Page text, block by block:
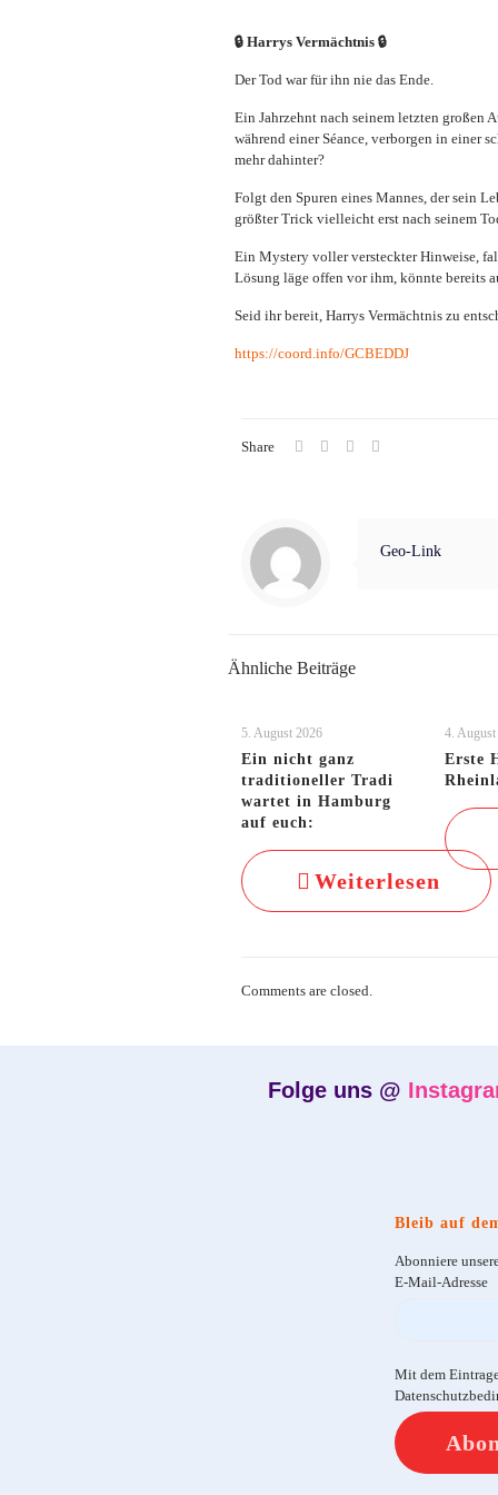
🔒 Harrys Vermächtnis 🔒
Der Tod war für ihn nie das Ende.
Ein Jahrzehnt nach seinem letzten großen
während einer Séance, verborgen in einer
mehr dahinter?
Folgt den Spuren eines Mannes, der sein
größter Trick vielleicht erst nach seinem
Ein Mystery voller versteckter Hinweise,
Lösung läge offen vor ihm, könnte bereits
Seid ihr bereit, Harrys Vermächtnis zu
https://coord.info/GCBEDDJ
Share
Geo-Link
Ähnliche Beiträge
5. August 2026
Ein nicht ganz
traditioneller Tradi
wartet in Hamburg
auf euch:
Weiterlesen
4.
Erste
Comments are closed.
Folge uns @
Bleib auf
Abonniere
E-Mail-Adresse
Mit dem